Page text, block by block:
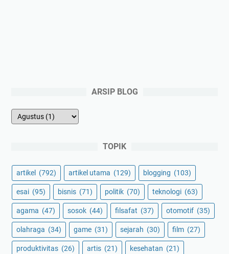
ARSIP BLOG
TOPIK
artikel (792) artikel utama (129) blogging (103)
esai (95) bisnis (71) politik (70) teknologi (63)
agama (47) sosok (44) filsafat (37) otomotif (35)
olahraga (34) game (31) sejarah (30) film (27)
produktivitas (26) artis (21) kesehatan (21)